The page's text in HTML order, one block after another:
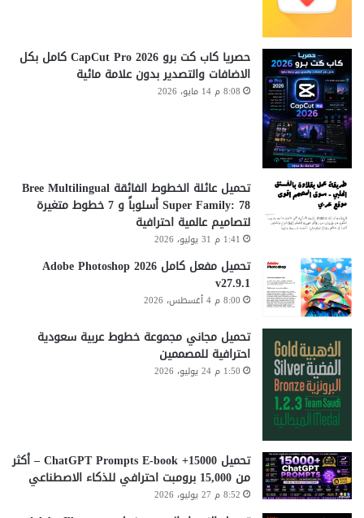
حصريا كاب كت برو CapCut Pro 2026 كامل بكل
الاضافات والتصدير بدون علامة مائية
8:08 م 14 مايو، 2026
تحميل عائلة الخطوط الفائقة Bree Multilingual
Super Family: 78 أسلوباً و 7 خطوط متغيرة
لتصاميم عالمية احترافية
1:41 م 31 يوليو، 2026
تحميل مفعل كامل Adobe Photoshop 2026
v27.9.1
8:00 م 4 أغسطس، 2026
تحميل مجاني مجموعة خطوط عربية سعودية
احترافية للمصممين
1:50 م 24 يوليو، 2026
تحميل 15000+ ChatGPT Prompts E-book – أكثر
من 15,000 برومبت احترافي للذكاء الاصطناعي
8:52 م 27 يوليو، 2026